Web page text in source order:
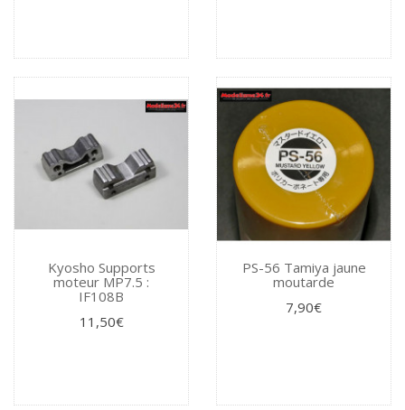
Kyosho Supports
moteur MP7.5 :
IF108B
11,50€
PS-56 Tamiya jaune
moutarde
7,90€